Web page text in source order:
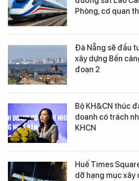
Phòng, cơ quan
Đà Nẵng sẽ đầu
xây dựng Bến
đoạn 2
Bộ KH&CN thúc
doanh có trách
KHCN
Huế Times
dỡ hạng mục xây